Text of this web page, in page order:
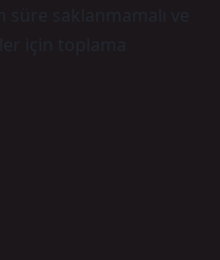
süre saklanmamalı ve
için toplama